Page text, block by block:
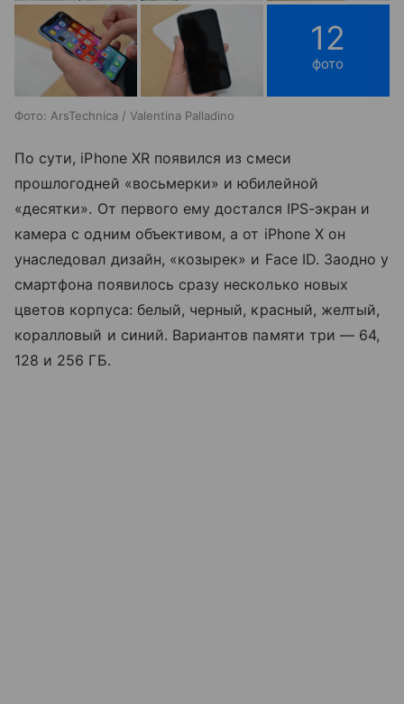
12
фото
Фото: ArsTechnica / Valentina Palladino
По сути, iPhone XR появился из смеси
прошлогодней «восьмерки» и юбилейной
«десятки». От первого ему достался IPS-экран и
камера с одним объективом, а от iPhone X он
унаследовал дизайн, «козырек» и Face ID. Заодно у
смартфона появилось сразу несколько новых
цветов корпуса: белый, черный, красный, желтый,
коралловый и синий. Вариантов памяти три — 64,
128 и 256 ГБ.